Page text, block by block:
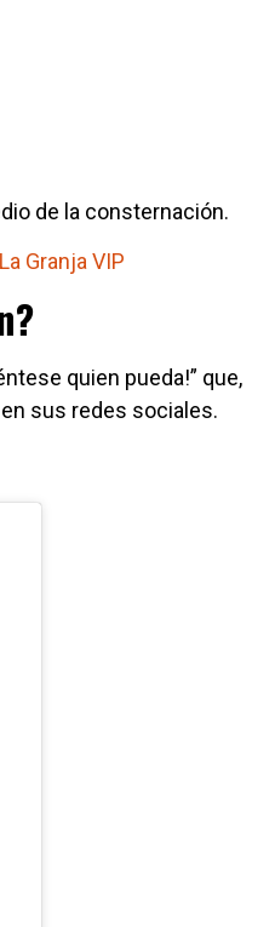
de la consternación.
Granja VIP
quien pueda!” que,
sus redes sociales.